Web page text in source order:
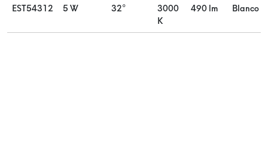
EST54312 5 W 32°
3000
K
490 lm Blanco